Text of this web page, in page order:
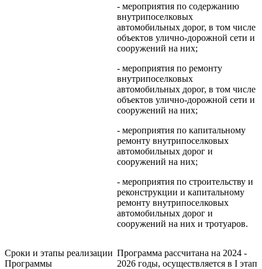
- мероприятия по содержанию
внутрипоселковых
автомобильных дорог, в том числе
объектов улично-дорожной сети и
сооружений на них;
- мероприятия по ремонту
внутрипоселковых
автомобильных дорог, в том числе
объектов улично-дорожной сети и
сооружений на них;
- мероприятия по капитальному
ремонту внутрипоселковых
автомобильных дорог и
сооружений на них;
- мероприятия по строительству и
реконструкции и капитальному
ремонту внутрипоселковых
автомобильных дорог и
сооружений на них и тротуаров.
Сроки и этапы реализации
Программы
Программа рассчитана на 2024 -
2026 годы, осуществляется в I этап